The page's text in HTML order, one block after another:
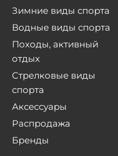
Зимние виды спорта
Водные виды спорта
Походы, активный
отдых
Стрелковые виды
спорта
Аксессуары
Распродажа
Бренды